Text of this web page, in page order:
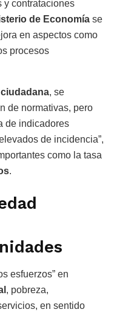
y contrataciones
de Economía se
en aspectos como
procesos
, se
de normativas, pero
de indicadores
de incidencia”,
como la tasa
.
esfuerzos” en
, pobreza,
en sentido